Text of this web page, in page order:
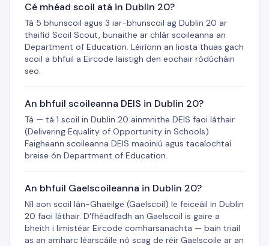
Cé mhéad scoil atá in Dublin 20?
Tá 5 bhunscoil agus 3 iar-bhunscoil ag Dublin 20 ar
thaifid Scoil Scout, bunaithe ar chlár scoileanna an
Department of Education. Léiríonn an liosta thuas gach
scoil a bhfuil a Eircode laistigh den eochair ródúcháin
seo.
An bhfuil scoileanna DEIS in Dublin 20?
Tá — tá 1 scoil in Dublin 20 ainmnithe DEIS faoi láthair
(Delivering Equality of Opportunity in Schools).
Faigheann scoileanna DEIS maoiniú agus tacaíochtaí
breise ón Department of Education.
An bhfuil Gaelscoileanna in Dublin 20?
Níl aon scoil lán-Ghaeilge (Gaelscoil) le feiceáil in Dublin
20 faoi láthair. D'fhéadfadh an Gaelscoil is gaire a
bheith i limistéar Eircode comharsanachta — bain triail
as an amharc léarscáile nó scag de réir Gaelscoile ar an